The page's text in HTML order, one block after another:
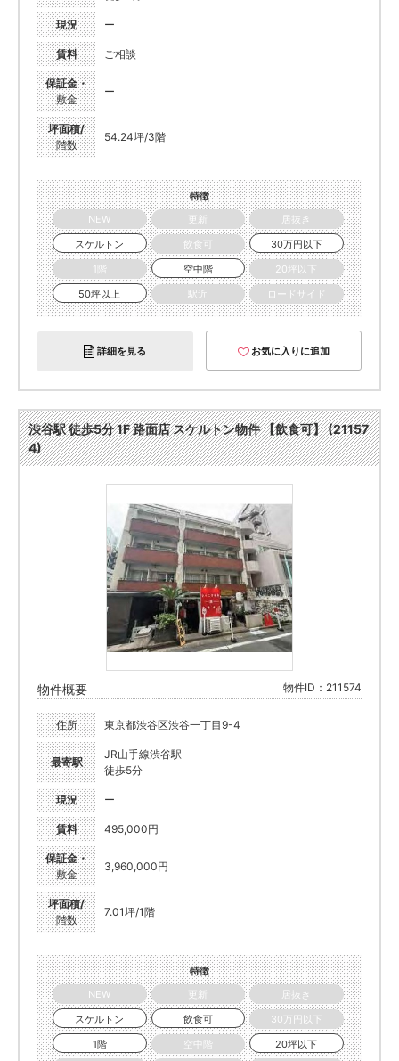
現況 ー
賃料 ご相談
保証金・
敷金
ー
坪面積/
階数
54.24坪/3階
特徴
NEW
更新
居抜き
スケルトン
飲食可
30万円以下
1階
空中階
20坪以下
50坪以上
駅近 ロードサイド
詳細を見る お気に入りに追加
渋谷駅 徒歩5分 1F 路面店 スケルトン物件 【飲食可】 (21157
4)
物件概要 物件ID：211574
住所 東京都渋谷区渋谷一丁目9-4
最寄駅
JR山手線渋谷駅
徒歩5分
現況 ー
賃料 495,000円
保証金・
敷金
3,960,000円
坪面積/
階数
7.01坪/1階
特徴
NEW
更新
居抜き
スケルトン
飲食可
30万円以下
1階
空中階
20坪以下